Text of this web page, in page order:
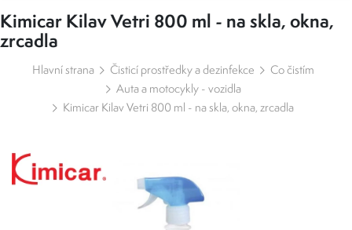
Kimicar Kilav Vetri 800 ml - na skla, okna,
zrcadla
Hlavní strana Čisticí prostředky a dezinfekce
Co čistím
Auta a motocykly - vozidla
Kimicar Kilav Vetri 800 ml - na skla, okna, zrcadla